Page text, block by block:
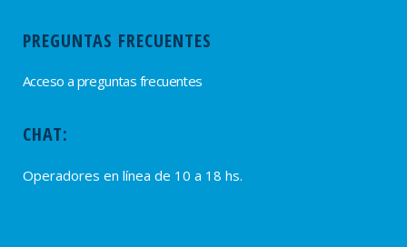
PREGUNTAS FRECUENTES
Acceso a preguntas frecuentes
CHAT:
Operadores en línea de 10 a 18 hs.